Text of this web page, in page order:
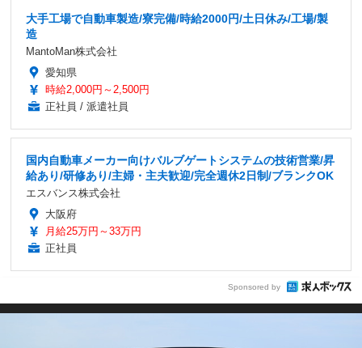
大手工場で自動車製造/寮完備/時給2000円/土日休み/工場/製
造
MantoMan株式会社
愛知県
時給2,000円～2,500円
正社員 / 派遣社員
国内自動車メーカー向けバルブゲートシステムの技術営業/昇
給あり/研修あり/主婦・主夫歓迎/完全週休2日制/ブランクOK
エスバンス株式会社
大阪府
月給25万円～33万円
正社員
Sponsored by